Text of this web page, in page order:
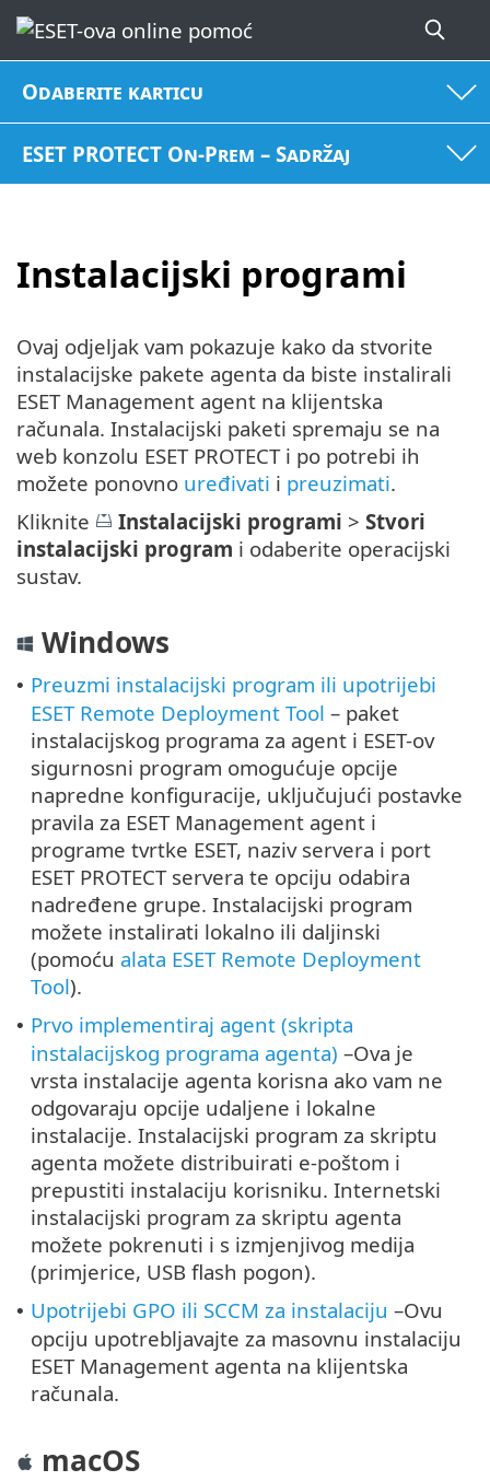
Odaberite karticu
ESET PROTECT On-Prem – Sadržaj
Instalacijski programi
Ovaj odjeljak vam pokazuje kako da stvorite
instalacijske pakete agenta da biste instalirali
ESET Management agent na klijentska
računala. Instalacijski paketi spremaju se na
web konzolu ESET PROTECT i po potrebi ih
možete ponovno uređivati i preuzimati.
Kliknite
Instalacijski programi > Stvori
instalacijski program i odaberite operacijski
sustav.
Windows
• Preuzmi instalacijski program ili upotrijebi
ESET Remote Deployment Tool – paket
instalacijskog programa za agent i ESET-ov
sigurnosni program omogućuje opcije
napredne konfiguracije, uključujući postavke
pravila za ESET Management agent i
programe tvrtke ESET, naziv servera i port
ESET PROTECT servera te opciju odabira
nadređene grupe. Instalacijski program
možete instalirati lokalno ili daljinski
(pomoću alata ESET Remote Deployment
Tool).
• Prvo implementiraj agent (skripta
instalacijskog programa agenta) –Ova je
vrsta instalacije agenta korisna ako vam ne
odgovaraju opcije udaljene i lokalne
instalacije. Instalacijski program za skriptu
agenta možete distribuirati e-poštom i
prepustiti instalaciju korisniku. Internetski
instalacijski program za skriptu agenta
možete pokrenuti i s izmjenjivog medija
(primjerice, USB flash pogon).
• Upotrijebi GPO ili SCCM za instalaciju –Ovu
opciju upotrebljavajte za masovnu instalaciju
ESET Management agenta na klijentska
računala.
macOS